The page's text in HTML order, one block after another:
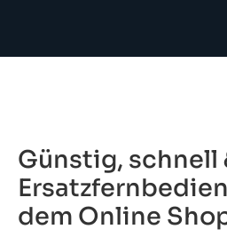
Günstig, schnell
dem Online